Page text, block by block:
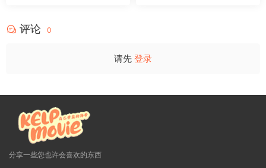
评论 0
请先 登录
分享一些您也许会喜欢的东西